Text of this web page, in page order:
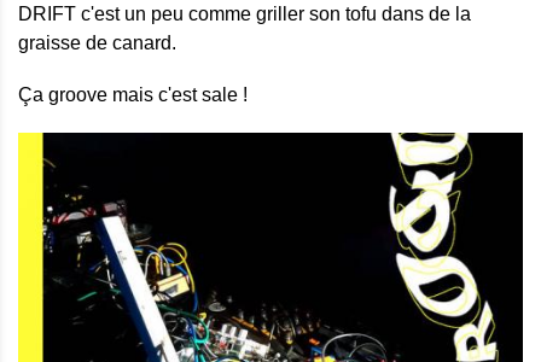
DRIFT c'est un peu comme griller son tofu dans de la
graisse de canard.
Ça groove mais c'est sale !